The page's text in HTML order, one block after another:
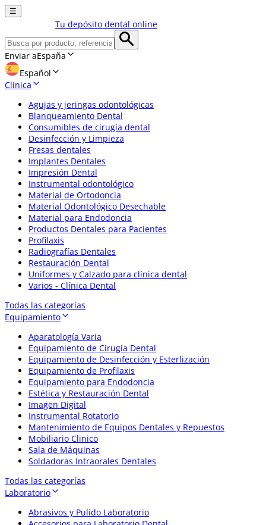
☰
Tu depósito dental online
Enviar aEspaña
Español
Clínica
Agujas y jeringas odontológicas
Blanqueamiento Dental
Consumibles de cirugía dental
Desinfección y Limpieza
Fresas dentales
Implantes Dentales
Impresión Dental
Instrumental odontológico
Material de Ortodoncia
Material Odontológico Desechable
Material para Endodoncia
Productos Dentales para Pacientes
Profilaxis
Radiografías Dentales
Restauración Dental
Uniformes y Calzado para clínica dental
Varios - Clínica Dental
Todas las categorías
Equipamiento
Aparatología Varia
Equipamiento de Cirugía Dental
Equipamiento de Desinfección y Esterlización
Equipamiento de Profilaxis
Equipamiento para Endodoncia
Estética y Restauración Dental
Imagen Digital
Instrumental Rotatorio
Mantenimiento de Equipos Dentales y Repuestos
Mobiliario Clinico
Sala de Máquinas
Soldadoras Intraorales Dentales
Todas las categorías
Laboratorio
Abrasivos y Pulido Laboratorio